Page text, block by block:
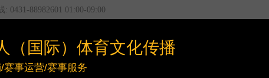
: 0431-88982601 01:00-09:00
（国际）体育文化传播
赛事运营/赛事服务